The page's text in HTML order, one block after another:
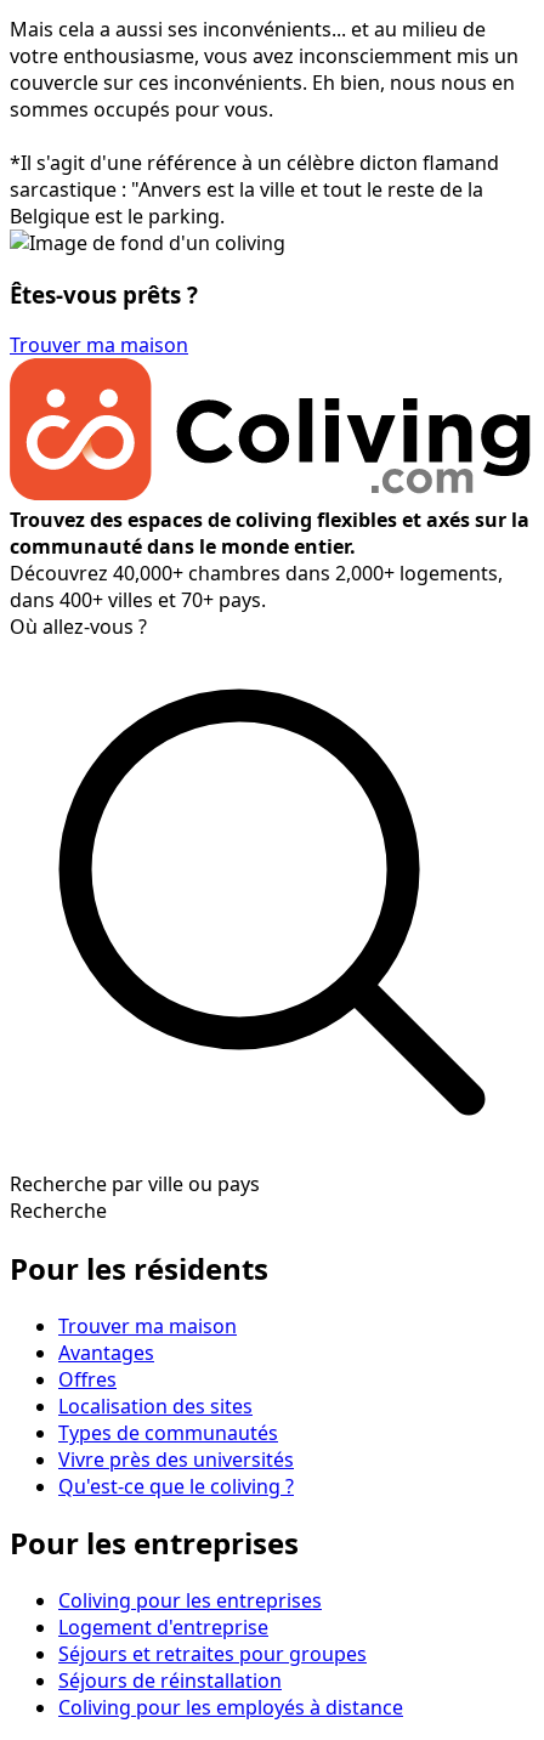
Mais cela a aussi ses inconvénients... et au milieu de
votre enthousiasme, vous avez inconsciemment mis un
couvercle sur ces inconvénients. Eh bien, nous nous en
sommes occupés pour vous.
*Il s'agit d'une référence à un célèbre dicton flamand
sarcastique : "Anvers est la ville et tout le reste de la
Belgique est le parking.
Êtes-vous prêts ?
Trouver ma maison
Trouvez des espaces de coliving flexibles et axés sur la
communauté dans le monde entier.
Découvrez 40,000+ chambres dans 2,000+ logements,
dans 400+ villes et 70+ pays.
Où allez-vous ?
Recherche par ville ou pays
Recherche
Pour les résidents
Trouver ma maison
Avantages
Offres
Localisation des sites
Types de communautés
Vivre près des universités
Qu'est-ce que le coliving ?
Pour les entreprises
Coliving pour les entreprises
Logement d'entreprise
Séjours et retraites pour groupes
Séjours de réinstallation
Coliving pour les employés à distance